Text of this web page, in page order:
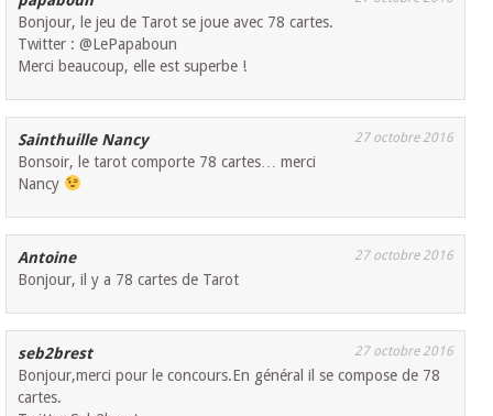
Bonjour, le jeu de Tarot se joue avec 78 cartes.
Twitter : @LePapaboun
Merci beaucoup, elle est superbe !
Sainthuille Nancy 27 octobre 2016
Bonsoir, le tarot comporte 78 cartes… merci
Nancy
Antoine 27 octobre 2016
Bonjour, il y a 78 cartes de Tarot
seb2brest 27 octobre 2016
Bonjour,merci pour le concours.En général il se compose de 78
cartes.